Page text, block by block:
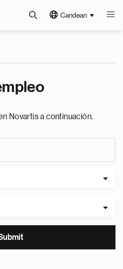
Candean
Novartis a continuación.